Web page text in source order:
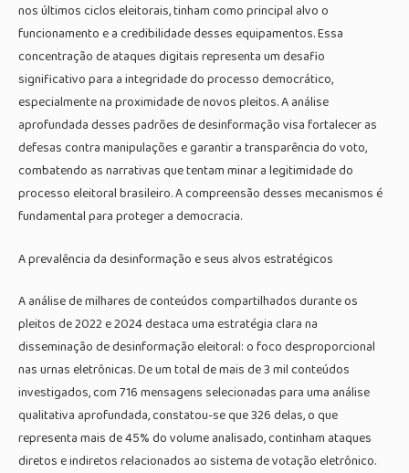
nos últimos ciclos eleitorais, tinham como principal alvo o
funcionamento e a credibilidade desses equipamentos. Essa
concentração de ataques digitais representa um desafio
significativo para a integridade do processo democrático,
especialmente na proximidade de novos pleitos. A análise
aprofundada desses padrões de desinformação visa fortalecer as
defesas contra manipulações e garantir a transparência do voto,
combatendo as narrativas que tentam minar a legitimidade do
processo eleitoral brasileiro. A compreensão desses mecanismos é
fundamental para proteger a democracia.
A prevalência da desinformação e seus alvos estratégicos
A análise de milhares de conteúdos compartilhados durante os
pleitos de 2022 e 2024 destaca uma estratégia clara na
disseminação de desinformação eleitoral: o foco desproporcional
nas urnas eletrônicas. De um total de mais de 3 mil conteúdos
investigados, com 716 mensagens selecionadas para uma análise
qualitativa aprofundada, constatou-se que 326 delas, o que
representa mais de 45% do volume analisado, continham ataques
diretos e indiretos relacionados ao sistema de votação eletrônico.